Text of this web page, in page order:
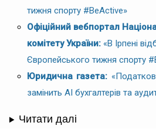
тижня спорту #BeActive»
Офіційний вебпортал
комітету України: «В Ірпені
Європейського тижня спорту
Юридична газета:
замінить AI бухгалтерів та
Читати далі